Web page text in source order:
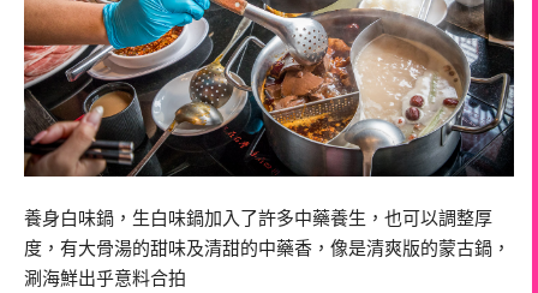
養身白味鍋，生白味鍋加入了許多中藥養生，也可以調整厚
度，有大骨湯的甜味及清甜的中藥香，像是清爽版的蒙古鍋，
涮海鮮出乎意料合拍